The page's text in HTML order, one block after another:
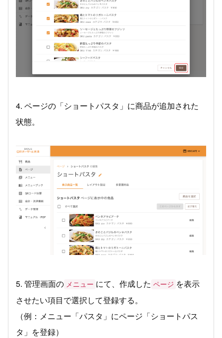
4. ページの「ショートパスタ」に商品が追加された
状態。
5. 管理画面の メニュー にて、作成した ページ を表示
させたい項目で選択して登録する。
（例：メニュー「パスタ」にページ「ショートパス
タ」を登録）